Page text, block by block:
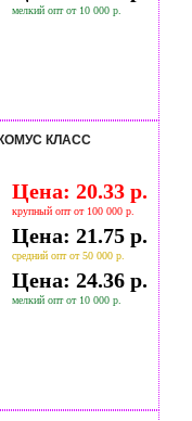
мелкий опт от 10 000 р.
КЛАСС
Цена: 20.33 р.
крупный опт от 100 000 р.
Цена: 21.75 р.
средний опт от 50 000 р.
Цена: 24.36 р.
мелкий опт от 10 000 р.